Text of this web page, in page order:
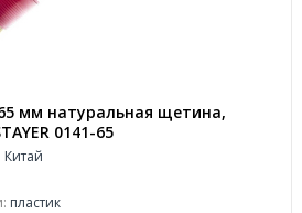
мм натуральная щетина,
0141-65
Китай
пластик